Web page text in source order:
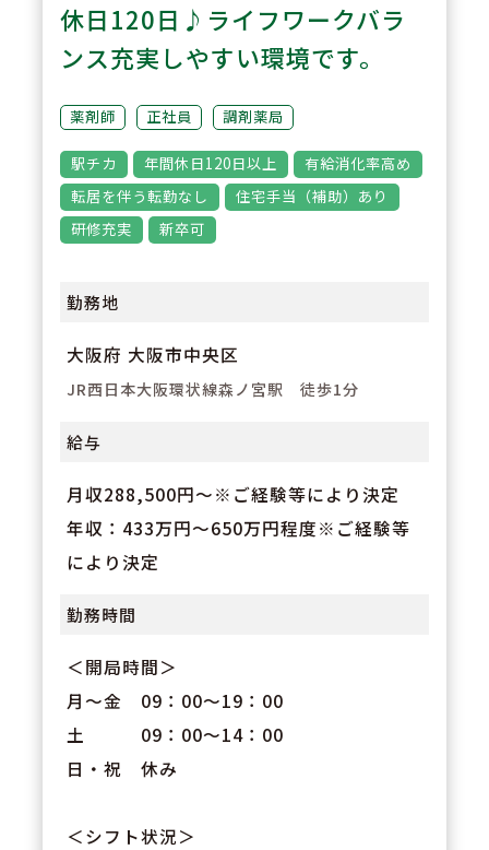
プになる環境です。
POINT3
福利厚生や職場環境の充実に力を
いれております。通勤1時間以上
や転居に伴う異動はございませ
ん。また有給休暇が取得しやすく
ランスが取りやすいです。
休日120日♪ライフワークバラ
ンス充実しやすい環境です。
薬剤師 正社員 調剤薬局
駅チカ 年間休日120日以上
有給消化率高め
転居を伴う転勤なし
住宅手当（補助）あり
研修充実
新卒可
勤務地
大阪府 大阪市中央区
JR西日本大阪環状線森ノ宮駅 徒歩1分
給与
月収288,500円～※ご経験等により決定
年収：433万円～650万円程度※ご経験等
により決定
勤務時間
＜開局時間＞
月～金 09：00～19：00
土 09：00～14：00
日・祝 休み
＜シフト状況＞